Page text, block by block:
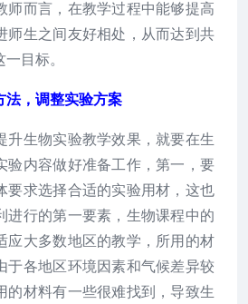
师而言，在教学过程中能够提高
师生之间友好相处，从而达到共
目标。
，调整实验方案
生物实验教学效果，就要在生
验内容做好准备工作，第一，要
要求选择合适的实验用材，这也
进行的第一要素，生物课程中的
应大多数地区的教学，所用的材
于各地区环境因素和气候差异较
的材料有一些很难找到，导致生